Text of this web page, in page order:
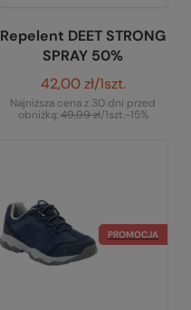
Repelent DEET STRONG
SPRAY 50%
42,00 zł/1szt.
Najniższa cena z 30 dni przed
obniżką:49,99 zł/1szt.-15%
PROMOCJA